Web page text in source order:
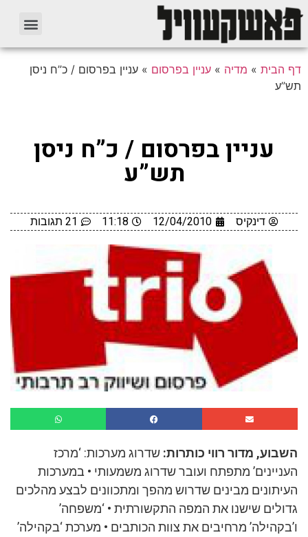
דף הבית » מדיה » עניין בפרסום » עניין בפרסום / כ”ח ניסן
תש”ע
עניין בפרסום / כ”ח ניסן
תש”ע
דינקיס 12/04/2010
11:18 21 תגובות
השבוע, מדור רווי כותרות: שדרוג מערכות: ‘מרכז
העניינים’ מתפתח ועובר שדרוג משמעותי • במערכות
העיתונים מבינים שדרוש מהפך ומתכוונים לבצע מהלכים
גדולים שישנו את המפה התקשורתית • ‘משפחה’
ו’בקהילה’ מרחיבים את צוות הכותבים • מערכת ‘בקהילה’